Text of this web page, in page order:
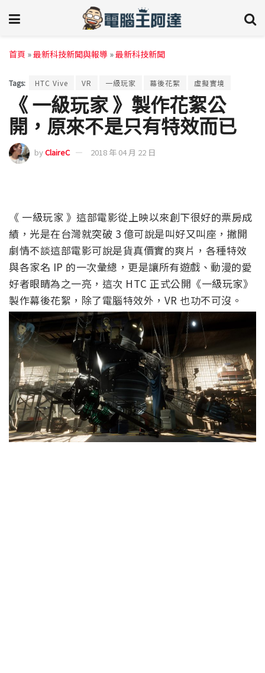
首頁 »最新科技新聞與報導 »最新科技新聞
Tags: HTC Vive VR 一級玩家 幕後花絮 虛擬實境
《 一級玩家 》製作花絮公
開，原來不是只有特效而已
byClaireC 2018 年 04 月 22 日
《 一級玩家 》這部電影從上映以來創下很好的票房成
績，光是在台灣就突破 3 億可說是叫好又叫座，撇開
劇情不談這部電影可說是貨真價實的爽片，各種特效
與各家名 IP 的一次彙總，更是讓所有遊戲、動漫的愛
好者眼睛為之一亮，這次 HTC 正式公開《一級玩家》
製作幕後花絮，除了電腦特效外，VR 也功不可沒。